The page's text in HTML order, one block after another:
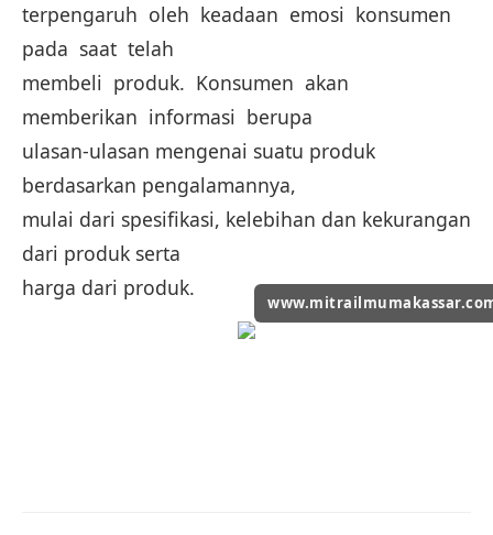
terpengaruh oleh keadaan emosi konsumen
pada saat telah
membeli produk. Konsumen akan
memberikan informasi berupa
ulasan-ulasan mengenai suatu produk
berdasarkan pengalamannya,
mulai dari spesifikasi, kelebihan dan kekurangan
dari produk serta
harga dari produk.